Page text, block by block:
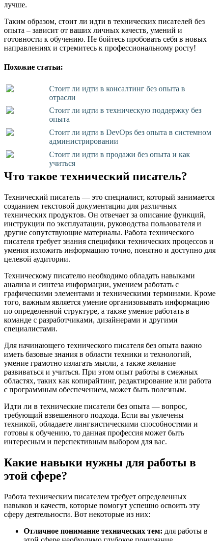
лучше.
Таким образом, стоит ли идти в технических писателей без
опыта – зависит от ваших личных качеств, умений и
готовности к обучению. Не бойтесь пробовать себя в новых
направлениях и стремитесь к профессиональному росту!
Похожие статьи:
Стоит ли идти в консалтинг без опыта в
отрасли
Стоит ли идти в техническую поддержку без
опыта
Стоит ли идти в DevOps без опыта в системном
администрировании
Стоит ли идти в продажи без опыта и как
учиться
Что такое технический писатель?
Технический писатель — это специалист, который занимается
созданием текстовой документации для различных
технических продуктов. Он отвечает за описание функций,
инструкции по эксплуатации, руководства пользователя и
другие сопутствующие материалы. Работа технического
писателя требует знания специфики технических процессов и
умения изложить информацию точно, понятно и доступно для
целевой аудитории.
Техническому писателю необходимо обладать навыками
анализа и синтеза информации, умением работать с
графическими элементами и техническими терминами. Кроме
того, важным является умение организовывать информацию
по определенной структуре, а также умение работать в
команде с разработчиками, дизайнерами и другими
специалистами.
Для начинающего технического писателя без опыта важно
иметь базовые знания в области техники и технологий,
умение грамотно излагать мысли, а также желание
развиваться и учиться. При этом опыт работы в смежных
областях, таких как копирайтинг, редактирование или работа
с программным обеспечением, может быть полезным.
Идти ли в технические писатели без опыта — вопрос,
требующий взвешенного подхода. Если вы увлечены
техникой, обладаете лингвистическими способностями и
готовы к обучению, то данная профессия может быть
интересным и перспективным выбором для вас.
Какие навыки нужны для работы в
этой сфере?
Работа техническим писателем требует определенных
навыков и качеств, которые помогут успешно освоить эту
сферу деятельности. Вот некоторые из них:
Отличное понимание технических тем: для работы в